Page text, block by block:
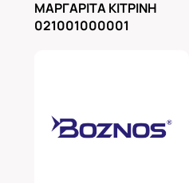
ΜΑΡΓΑΡΙΤΑ ΚΙΤΡΙΝΗ
021001000001